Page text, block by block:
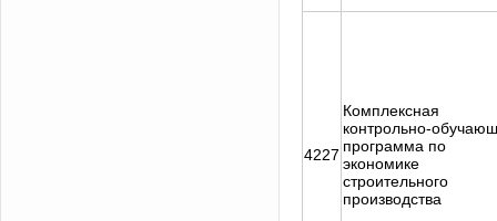
4227
Комплексная
контрольно-
программа по
экономике
строительного
производства